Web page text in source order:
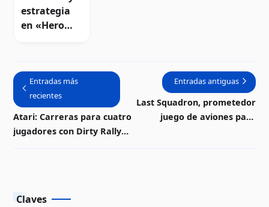
The
King's
estrategia
en «Hero
Sword» para
Atari 8-bits |
Descarga
Entradas más
recientes
Atari: Carreras para cuatro
jugadores con Dirty Rally
Entradas antiguas
Last Squadron, prometedor
juego de aviones para
Claves